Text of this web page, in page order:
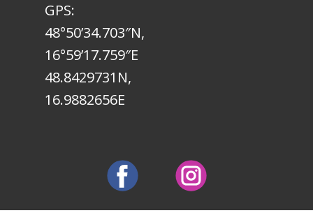
GPS:
48°50’34.703″N,
16°59’17.759″E
48.8429731N,
16.9882656E